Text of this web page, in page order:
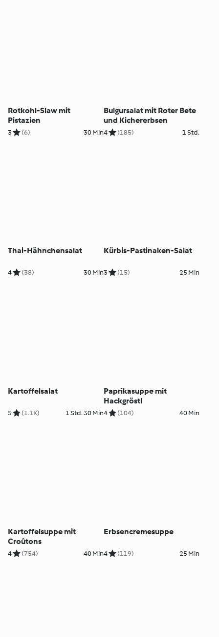
Rotkohl-Slaw mit
Pistazien
3 (6) 30 Min
Bulgursalat mit Roter Bete
und Kichererbsen
4 (185) 1 Std.
Thai-Hähnchensalat
4 (38) 30 Min
Kürbis-Pastinaken-Salat
3 (15) 25 Min
Kartoffelsalat
5 (1.1K) 1 Std. 30 Min
Paprikasuppe mit
Hackgröstl
4 (104) 40 Min
Kartoffelsuppe mit
Croûtons
4 (754) 40 Min
Erbsencremesuppe
4 (119) 25 Min